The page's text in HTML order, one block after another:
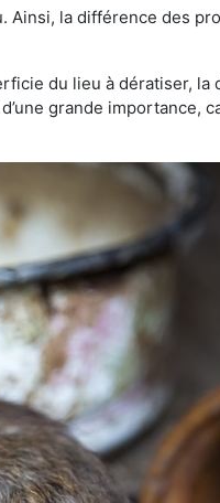
Ainsi, la différence des
du lieu à dératiser,
grande importance,